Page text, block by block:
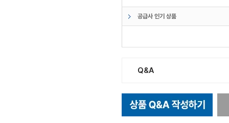
공급사 인기 상품
Q&A